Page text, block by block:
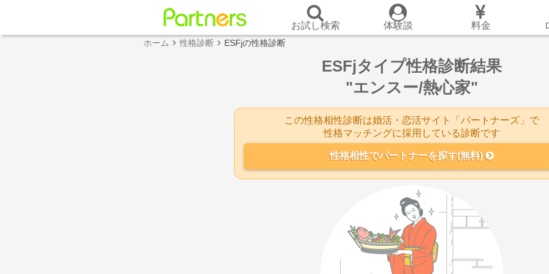
お試し検索 体験談 料金
ホーム 性格診断 ESFjの性格診断
ESFjタイプ性格診断結果
"エンスー/熱心家"
この性格相性診断は婚活・恋活サイト「パートナーズ」で
性格マッチングに採用している診断です
性格相性でパートナーを探す(無料)